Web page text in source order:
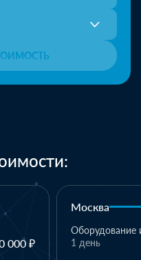
000 ₽
Казань
1 паллет -